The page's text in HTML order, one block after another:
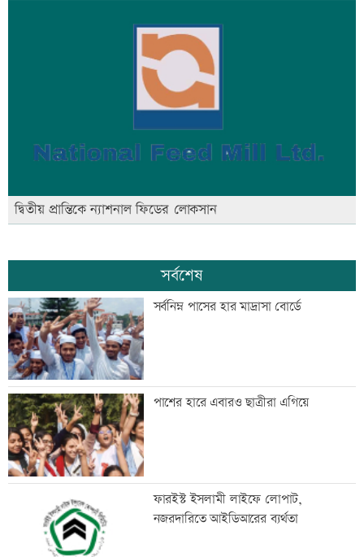
দ্বিতীয় প্রান্তিকে ন্যাশনাল ফিডের লোকসান
সর্বশেষ
সর্বনিম্ন পাসের হার মাদ্রাসা বোর্ডে
পাশের হারে এবারও ছাত্রীরা এগিয়ে
ফারইস্ট ইসলামী লাইফে লোপাট,
নজরদারিতে আইডিআরের ব্যর্থতা